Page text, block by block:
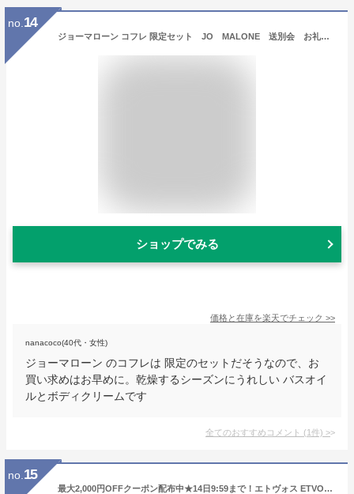
no. 14
ジョーマローン コフレ 限定セット JO MALONE 送別会 お礼 ギフト 母の日 ギフト プレゼントに 祝い イングリッシュペア クリスマス バレンタイン ホワイトデー 母の日
ショップでみる
価格と在庫を楽天でチェック >>
nanacoco(40代・女性)
ジョーマローン のコフレは 限定のセットだそうなので、お
買い求めはお早めに。乾燥するシーズンにうれしい バスオイ
ルとボディクリームです
全てのおすすめコメント (1件) >
no. 15
最大2,000円OFFクーポン配布中★14日9:59まで！エトヴォス ETVOS ミネラルシアーマットルージュ 4g 【限定色】 口紅 リップスティック バレンタイン ギフト プレゼント